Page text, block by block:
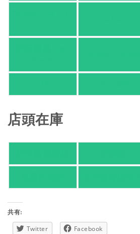
店頭在庫
共有:
Twitter Facebook